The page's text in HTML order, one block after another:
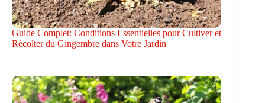
Guide Complet: Conditions Essentielles pour Cultiver et
Récolter du Gingembre dans Votre Jardin